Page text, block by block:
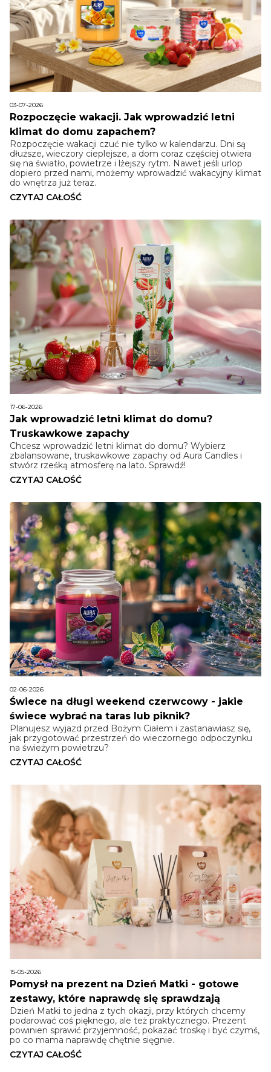
03-07-2026
Rozpoczęcie wakacji. Jak wprowadzić letni
klimat do domu zapachem?
Rozpoczęcie wakacji czuć nie tylko w kalendarzu. Dni są
dłuższe, wieczory cieplejsze, a dom coraz częściej otwiera
się na światło, powietrze i lżejszy rytm. Nawet jeśli urlop
dopiero przed nami, możemy wprowadzić wakacyjny klimat
do wnętrza już teraz.
CZYTAJ CAŁOŚĆ
17-06-2026
Jak wprowadzić letni klimat do domu?
Truskawkowe zapachy
Chcesz wprowadzić letni klimat do domu? Wybierz
zbalansowane, truskawkowe zapachy od Aura Candles i
stwórz rześką atmosferę na lato. Sprawdź!
CZYTAJ CAŁOŚĆ
02-06-2026
Świece na długi weekend czerwcowy - jakie
świece wybrać na taras lub piknik?
Planujesz wyjazd przed Bożym Ciałem i zastanawiasz się,
jak przygotować przestrzeń do wieczornego odpoczynku
na świeżym powietrzu?
CZYTAJ CAŁOŚĆ
15-05-2026
Pomysł na prezent na Dzień Matki - gotowe
zestawy, które naprawdę się sprawdzają
Dzień Matki to jedna z tych okazji, przy których chcemy
podarować coś pięknego, ale też praktycznego. Prezent
powinien sprawić przyjemność, pokazać troskę i być czymś,
po co mama naprawdę chętnie sięgnie.
CZYTAJ CAŁOŚĆ